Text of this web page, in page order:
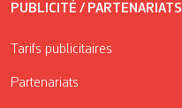
PUBLICITÉ / PARTENARIATS
Tarifs publicitaires
Partenariats